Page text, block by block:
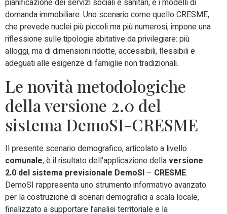
pianificazione dei servizi sociali e sanitari, e i modelli di
domanda immobiliare. Uno scenario come quello CRESME,
che prevede nuclei più piccoli ma più numerosi, impone una
riflessione sulle tipologie abitative da privilegiare: più
alloggi, ma di dimensioni ridotte, accessibili, flessibili e
adeguati alle esigenze di famiglie non tradizionali.
Le novità metodologiche
della versione 2.0 del
sistema DemoSI-CRESME
Il presente scenario demografico, articolato a livello
comunale, è il risultato dell’applicazione dellaversione
2.0 del sistema previsionale DemoSI – CRESME.
DemoSI rappresenta uno strumento informativo avanzato
per la costruzione di scenari demografici a scala locale,
finalizzato a supportare l’analisi territoriale e la